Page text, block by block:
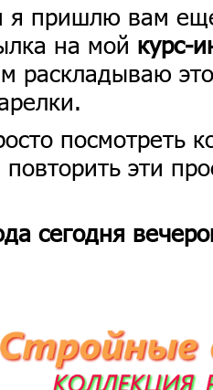
я пришлю вам
на мой курс-
раскладываю
посмотреть
эти
сегодня